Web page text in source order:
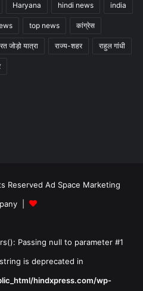
Haryana hindi news india
top news कांग्रेस
जोड़ो यात्रा राज्य-शहर राहुल गांधी
Reserved Ad Space Marketing
|
Passing null to parameter #1
is deprecated in
hindxpress.com/wp-